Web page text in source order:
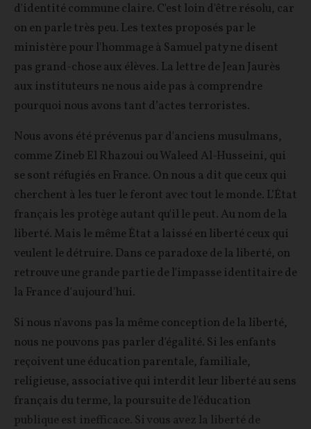
d'identité commune claire. C'est loin d'être résolu, car
on en parle très peu. Les textes proposés par le
ministère pour l'hommage à Samuel paty ne disent
pas grand-chose aux élèves. La lettre de Jean Jaurès
aux instituteurs ne nous aide pas à comprendre
pourquoi nous avons tant d’actes terroristes.
Nous avons été prévenus par d'anciens musulmans,
comme Zineb El Rhazoui ou Waleed Al-Husseini, qui
se sont réfugiés en France. On nous a dit que ceux qui
cherchent à les tuer le feront avec tout le monde. L’État
français les protège autant qu'il le peut. Au nom de la
liberté. Mais le même État a laissé en liberté ceux qui
veulent le détruire. Dans ce paradoxe de la liberté, on
retrouve une grande partie de l'impasse identitaire de
la France d'aujourd'hui.
Si nous n'avons pas la même conception de la liberté,
nous ne pouvons pas parler d'égalité. Si les enfants
reçoivent une éducation parentale, familiale,
religieuse, associative qui interdit leur liberté au sens
français du terme, la poursuite de l'éducation
publique est inefficace. Si vous avez la liberté de